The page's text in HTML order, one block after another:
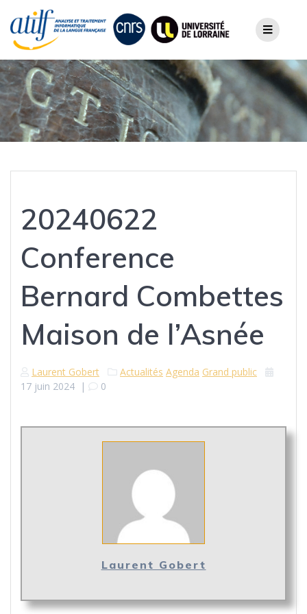
content
20240622
Conference
Bernard Combettes
Maison de l’Asnée
Laurent Gobert Actualités Agenda Grand public
17 juin 2024 | 0
Laurent Gobert